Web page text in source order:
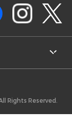
Rights Reserved.